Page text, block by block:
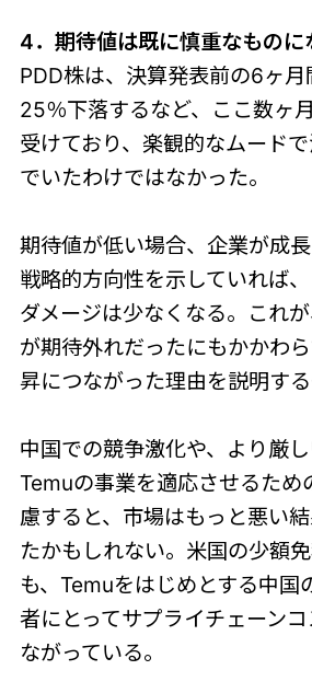
4．期待値は既に慎重なものに
PDD株は、決算発表前の6ヶ月
25％下落するなど、ここ数ヶ
受けており、楽観的なムード
でいたわけではなかった。
期待値が低い場合、企業が成
戦略的方向性を示していれば
ダメージは少なくなる。これ
が期待外れだったにもかかわ
昇につながった理由を説明する
中国での競争激化や、より厳
Temuの事業を適応させるため
慮すると、市場はもっと悪い
たかもしれない。米国の少額
も、Temuをはじめとする中国
者にとってサプライチェーン
ながっている。